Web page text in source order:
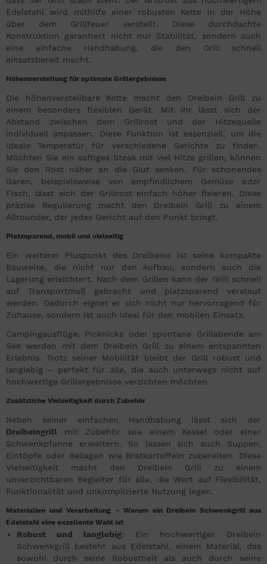
Edelstahl wird mithilfe einer robusten Kette in der Höhe
über dem Grillfeuer verstellt. Diese durchdachte
Konstruktion garantiert nicht nur Stabilität, sondern auch
eine einfache Handhabung, die den Grill schnell
einsatzbereit macht.
Höhenverstellung für optimale Grillergebnisse
Die höhenverstellbare Kette macht den Dreibein Grill zu
einem besonders flexiblen Gerät. Mit ihr lässt sich der
Abstand zwischen dem Grillrost und der Hitzequelle
individuell anpassen. Diese Funktion ist essenziell, um die
ideale Temperatur für verschiedene Gerichte zu finden.
Möchten Sie ein saftiges Steak mit viel Hitze grillen, können
Sie den Rost näher an die Glut senken. Für schonendes
Garen, beispielsweise von empfindlichem Gemüse oder
Fisch, lässt sich der Grillrost einfach höher fixieren. Diese
präzise Regulierung macht den Dreibein Grill zu einem
Allrounder, der jedes Gericht auf den Punkt bringt.
Platzsparend, mobil und vielseitig
Ein weiterer Pluspunkt des Dreibeins ist seine kompakte
Bauweise, die nicht nur den Aufbau, sondern auch die
Lagerung erleichtert. Nach dem Grillen kann der Grill schnell
auf Transportmaß gebracht und platzsparend verstaut
werden. Dadurch eignet er sich nicht nur hervorragend für
Zuhause, sondern ist auch ideal für den mobilen Einsatz.
Campingausflüge, Picknicks oder spontane Grillabende am
See werden mit dem Dreibein Grill zu einem entspannten
Erlebnis. Trotz seiner Mobilität bleibt der Grill robust und
langlebig – perfekt für alle, die auch unterwegs nicht auf
hochwertige Grillergebnisse verzichten möchten.
Zusätzliche Vielseitigkeit durch Zubehör
Neben seiner einfachen Handhabung lässt sich der
Dreibeingrill mit Zubehör wie einem Kessel oder einer
Schwenkpfanne erweitern. So lassen sich auch Suppen,
Eintöpfe oder Beilagen wie Bratkartoffeln zubereiten. Diese
Vielseitigkeit macht den Dreibein Grill zu einem
unverzichtbaren Begleiter für alle, die Wert auf Flexibilität,
Funktionalität und unkomplizierte Nutzung legen.
Materialien und Verarbeitung – Warum ein Dreibein Schwenkgrill aus
Edelstahl eine exzellente Wahl ist
Robust und langlebig: Ein hochwertiger Dreibein
Schwenkgrill besteht aus Edelstahl, einem Material, das
sowohl durch seine Robustheit als auch durch seine